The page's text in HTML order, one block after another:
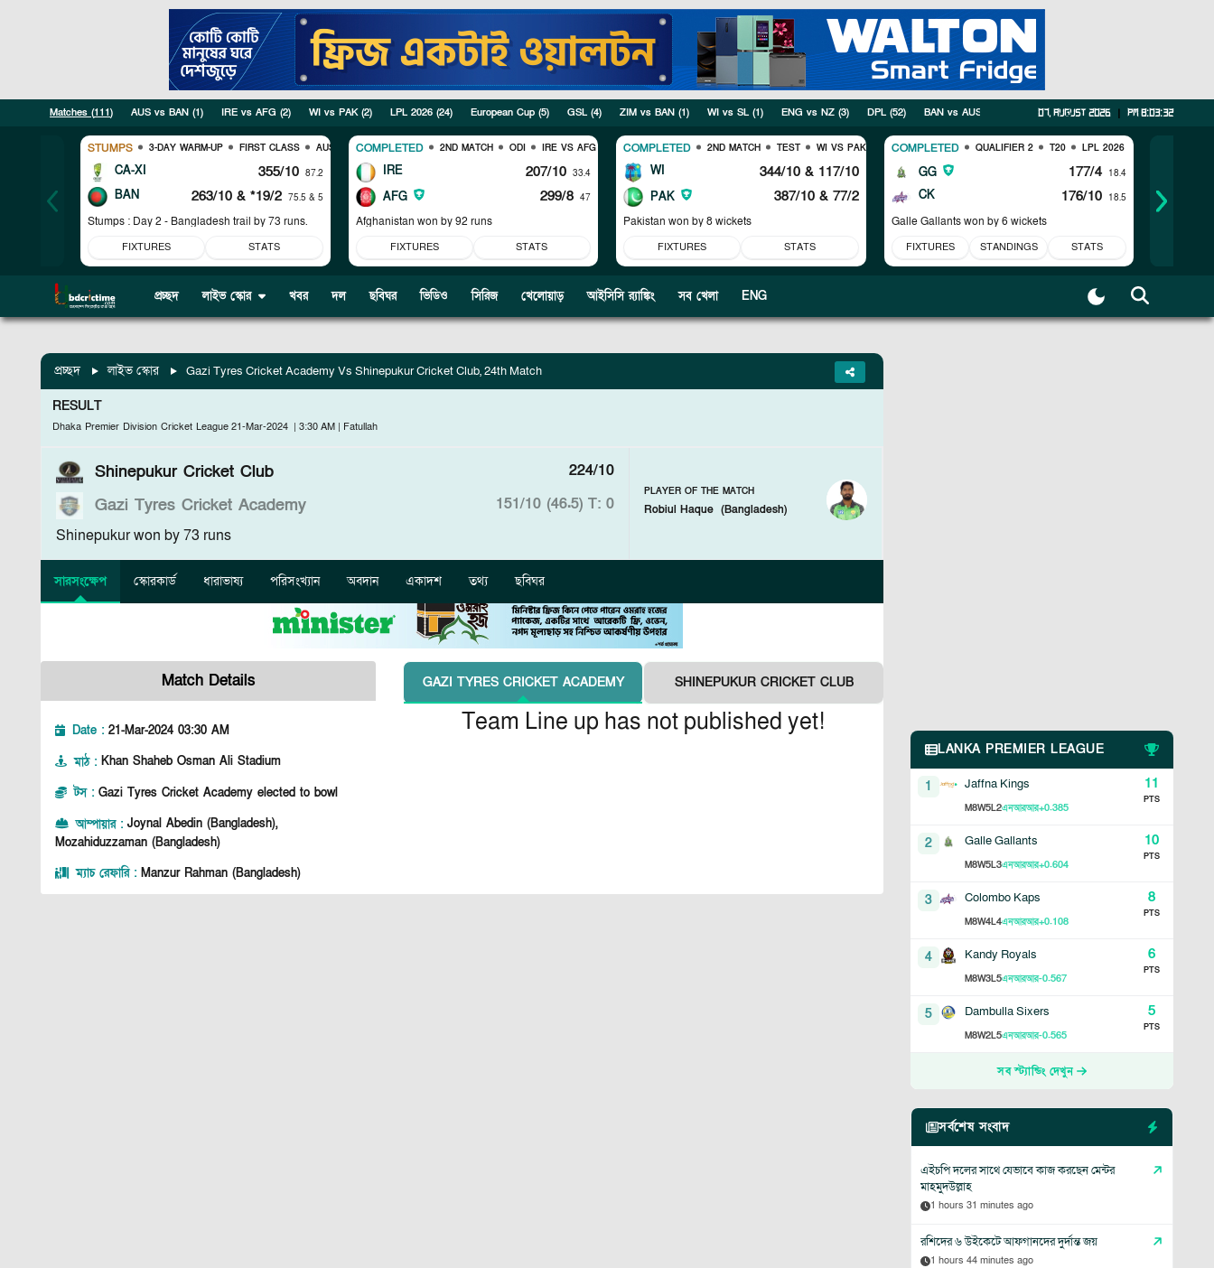
07, August 2026 | pm 8:03:33
Matches (111) AUS vs BAN (1) IRE vs AFG (2) WI vs PAK(2) LPL 2026 (24) European Cup (5) GSL (4) ZIM vs BAN (1) WI vs SL (1) ENG vs NZ (3) DPL (52) BAN vs AUS ICC Womens T20 World Cup Warm-up
STUMPS 3-DAY WARM-UP FIRST CLASS AUS VS BAN
CA-XI 355/10 87.2
BAN 263/10& *19/2 75.5 & 5
Stumps : Day 2 - Bangladesh trail by 73 runs.
FIXTURES STATS
COMPLETED 2ND MATCH ODI IRE VS AFG
IRE 207/10 33.4
AFG 299/8 47
Afghanistan won by 92 runs
FIXTURES STATS
COMPLETED 2ND MATCH TEST WI VS PAK
WI 344/10& 117/10
PAK 387/10& 77/2
Pakistan won by 8 wickets
FIXTURES STATS
COMPLETED QUALIFIER 2 T20 LPL 2026
GG 177/4 18.4
CK 176/10 18.5
Galle Gallants won by 6 wickets
FIXTURES STANDINGS STATS
প্রচ্ছদ লাইভ স্কোর খবর দল ছবিঘর ভিডিও সিরিজ খেলোয়াড় আইসিসি র‍্যাঙ্কিং সব খেলা ENG
প্রচ্ছদ লাইভ স্কোর Gazi Tyres Cricket Academy Vs Shinepukur Cricket Club, 24th Match
RESULT
Dhaka Premier Division Cricket League 21-Mar-2024 | 3:30 AM | Fatullah
Shinepukur Cricket Club 224/10
Gazi Tyres Cricket Academy 151/10 (46.5) T: 0
Shinepukur won by 73 runs
PLAYER OF THE MATCH
Robiul Haque (Bangladesh)
সারসংক্ষেপ স্কোরকার্ড ধারাভাষ্য পরিসংখ্যান অবদান একাদশ তথ্য ছবিঘর
Match Details
Date : 21-Mar-2024 03:30 AM
মাঠ: Khan Shaheb Osman Ali Stadium
টস: Gazi Tyres Cricket Academy elected to bowl
আম্পায়ার: Joynal Abedin (Bangladesh),
Mozahiduzzaman (Bangladesh)
ম্যাচ রেফারি: Manzur Rahman (Bangladesh)
GAZI TYRES CRICKET ACADEMY SHINEPUKUR CRICKET CLUB
Team Line up has not published yet!
LANKA PREMIER LEAGUE
1 Jaffna Kings
M8W5L2এনআরআর+0.385
11
PTS
2 Galle Gallants
M8W5L3এনআরআর+0.604
10
PTS
3 Colombo Kaps
M8W4L4এনআরআর+0.108
8
PTS
4 Kandy Royals
M8W3L5এনআরআর-0.567
6
PTS
5 Dambulla Sixers
M8W2L5এনআরআর-0.565
5
PTS
সব স্ট্যান্ডিং দেখুন
সর্বশেষ সংবাদ
এইচপি দলের সাথে যেভাবে কাজ করছেন মেন্টর
মাহমুদউল্লাহ
1 hours 31 minutes ago
রশিদের ৬ উইকেটে আফগানদের দুর্দান্ত জয়
1 hours 44 minutes ago